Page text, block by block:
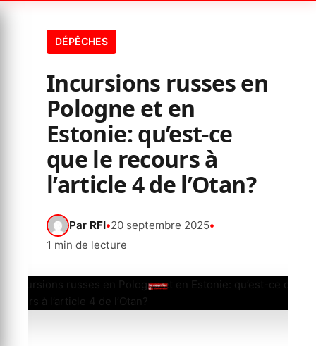
DÉPÊCHES
Incursions russes en
Pologne et en
Estonie: qu’est-ce
que le recours à
l’article 4 de l’Otan?
Par RFI•20 septembre 2025•
1 min de lecture